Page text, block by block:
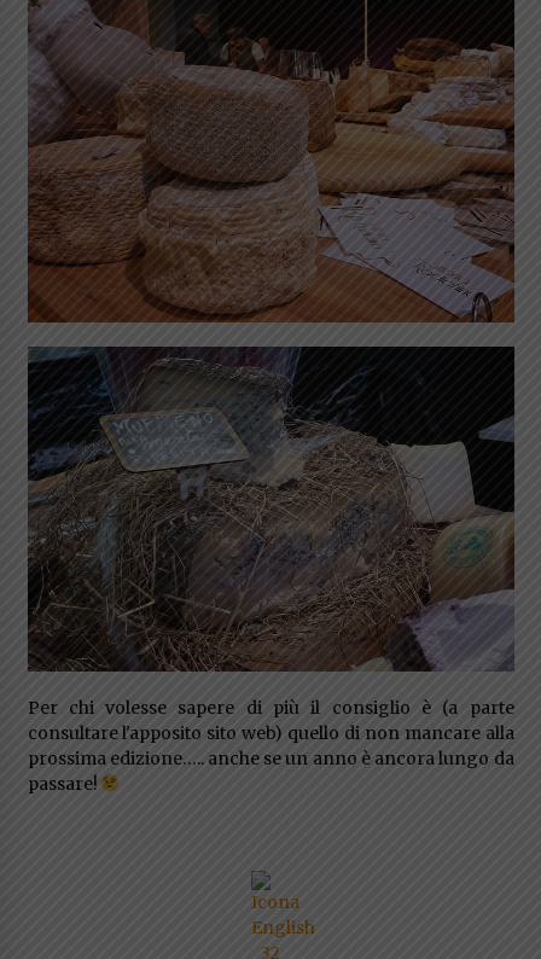
Per chi volesse sapere di più il consiglio è (a parte
consultare l'apposito sito web) quello di non mancare alla
prossima edizione….. anche se un anno è ancora lungo da
passare!